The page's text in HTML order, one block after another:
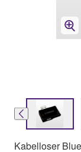
Kabelloser